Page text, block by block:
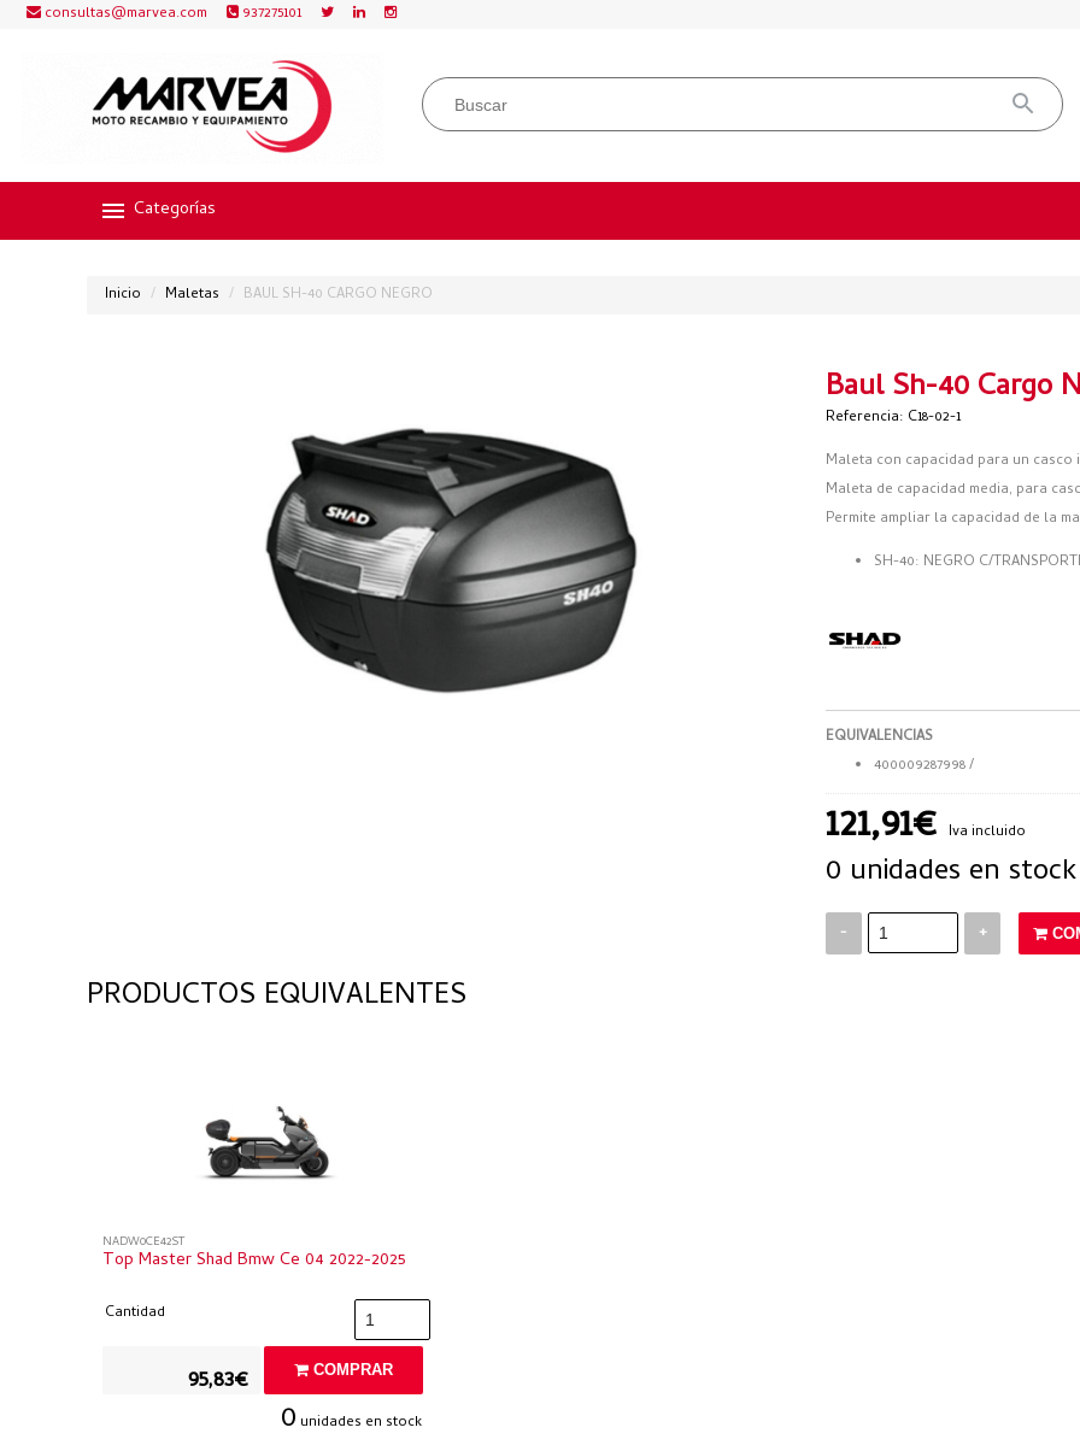
consultas@marvea.com 937275101
Categorías
Inicio Maletas BAUL SH-40 CARGO NEGRO
Baul Sh-40 Cargo
Referencia: C18-02-1
Maleta con capacidad para un
Maleta de capacidad media, para
Permite ampliar la capacidad de la
SH-40: NEGRO C/
EQUIVALENCIAS
400009287998 /
121,91€ Iva incluido
0 unidades en stock
- +
PRODUCTOS EQUIVALENTES
NADW0CE42ST
Top Master Shad Bmw Ce 04 2022-2025
Cantidad
95,83€ COMPRAR
0 unidades en stock